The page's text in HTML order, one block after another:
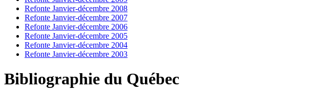
Refonte Janvier-décembre 2008
Refonte Janvier-décembre 2007
Refonte Janvier-décembre 2006
Refonte Janvier-décembre 2005
Refonte Janvier-décembre 2004
Refonte Janvier-décembre 2003
Bibliographie du Québec